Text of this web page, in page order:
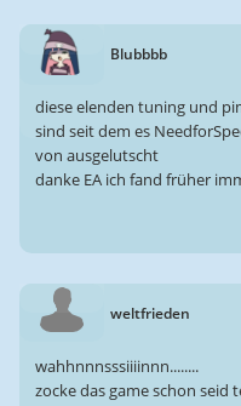
Blubbbb
diese elenden tuning und
sind seit dem es
von ausgelutscht
danke EA ich fand früher
weltfrieden
wahhnnnsssiiiinnn........
zocke das game schon seid